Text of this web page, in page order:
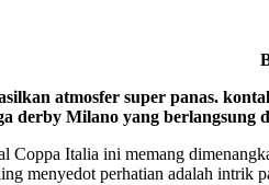
atmosfer super panas.
derby Milano yang
Coppa Italia ini memang
menyedot perhatian adalah